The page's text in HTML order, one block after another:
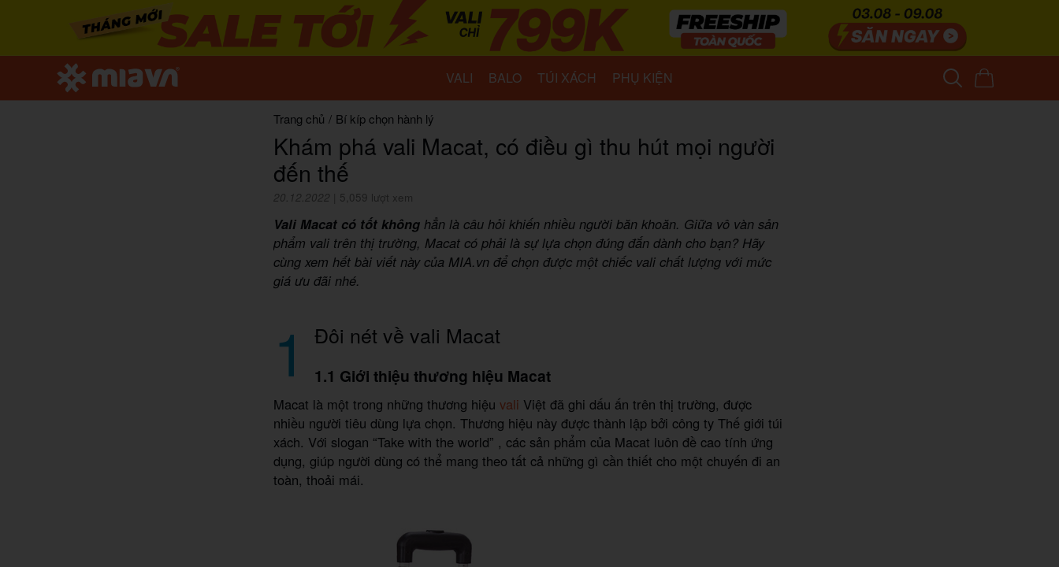
VALI BALO TÚI XÁCH PHỤ KIỆN
Trang chủ / Bí kíp chọn hành lý
Khám phá vali Macat, có điều gì thu hút mọi người
đến thế
20.12.2022 5,059 lượt xem
Vali Macat có tốt không hẳn là câu hỏi khiến nhiều người băn khoăn. Giữa vô vàn sản
phẩm vali trên thị trường, Macat có phải là sự lựa chọn đúng đắn dành cho bạn? Hãy
cùng xem hết bài viết này của MIA.vn để chọn được một chiếc vali chất lượng với mức
giá ưu đãi nhé.
1 Đôi nét về vali Macat
1.1 Giới thiệu thương hiệu Macat
Macat là một trong những thương hiệu vali Việt đã ghi dấu ấn trên thị trường, được
nhiều người tiêu dùng lựa chọn. Thương hiệu này được thành lập bởi công ty Thế giới túi
xách. Với slogan “Take with the world” , các sản phẩm của Macat luôn đề cao tính ứng
dụng, giúp người dùng có thể mang theo tất cả những gì cần thiết cho một chuyến đi an
toàn, thoải mái.